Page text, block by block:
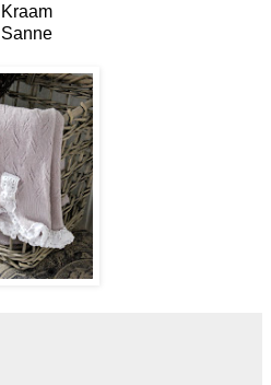
Kraam
Sanne